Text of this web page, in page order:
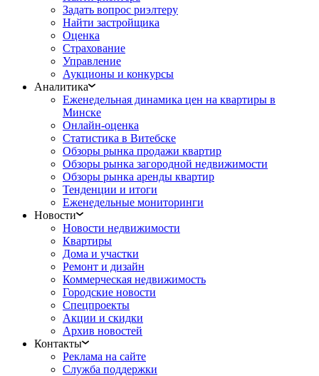
Задать вопрос риэлтеру
Найти застройщика
Оценка
Страхование
Управление
Аукционы и конкурсы
Аналитика
Еженедельная динамика цен на квартиры в
Минске
Онлайн-оценка
Статистика в Витебске
Обзоры рынка продажи квартир
Обзоры рынка загородной недвижимости
Обзоры рынка аренды квартир
Тенденции и итоги
Еженедельные мониторинги
Новости
Новости недвижимости
Квартиры
Дома и участки
Ремонт и дизайн
Коммерческая недвижимость
Городские новости
Спецпроекты
Акции и скидки
Архив новостей
Контакты
Реклама на сайте
Служба поддержки